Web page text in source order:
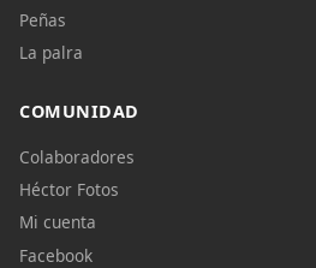
Peñas
La palra
COMUNIDAD
Colaboradores
Héctor Fotos
Mi cuenta
Facebook